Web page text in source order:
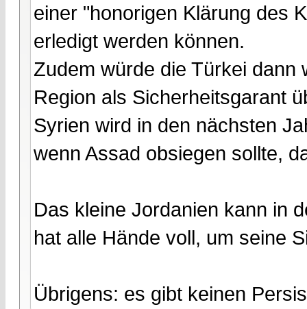
einer "honorigen Klärung des
erledigt werden können.
Zudem würde die Türkei dann
Region als Sicherheitsgarant
Syrien wird in den nächsten
wenn Assad obsiegen sollte,
Das kleine Jordanien kann in
hat alle Hände voll, um seine
Übrigens: es gibt keinen